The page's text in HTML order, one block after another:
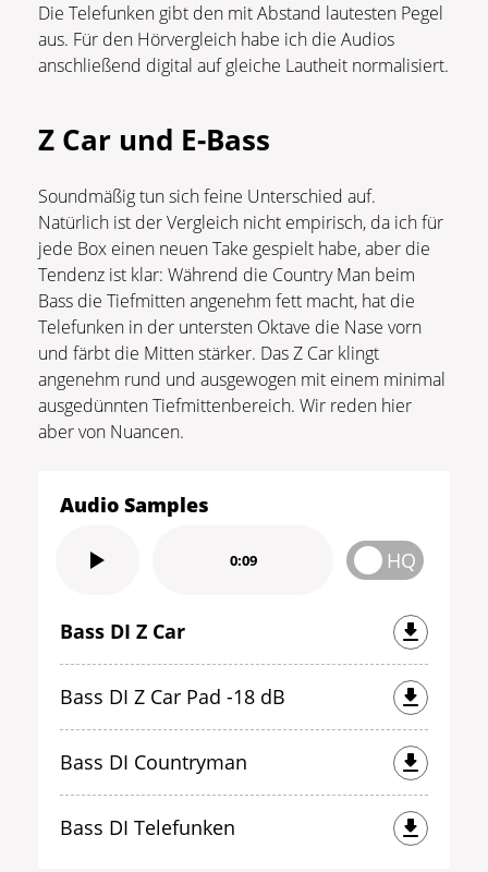
Die Telefunken gibt den mit Abstand lautesten Pegel
aus. Für den Hörvergleich habe ich die Audios
anschließend digital auf gleiche Lautheit normalisiert.
Z Car und E-Bass
Soundmäßig tun sich feine Unterschied auf.
Natürlich ist der Vergleich nicht empirisch, da ich für
jede Box einen neuen Take gespielt habe, aber die
Tendenz ist klar: Während die Country Man beim
Bass die Tiefmitten angenehm fett macht, hat die
Telefunken in der untersten Oktave die Nase vorn
und färbt die Mitten stärker. Das Z Car klingt
angenehm rund und ausgewogen mit einem minimal
ausgedünnten Tiefmittenbereich. Wir reden hier
aber von Nuancen.
Audio Samples
0:09 HQ
Bass DI Z Car
Bass DI Z Car Pad -18 dB
Bass DI Countryman
Bass DI Telefunken